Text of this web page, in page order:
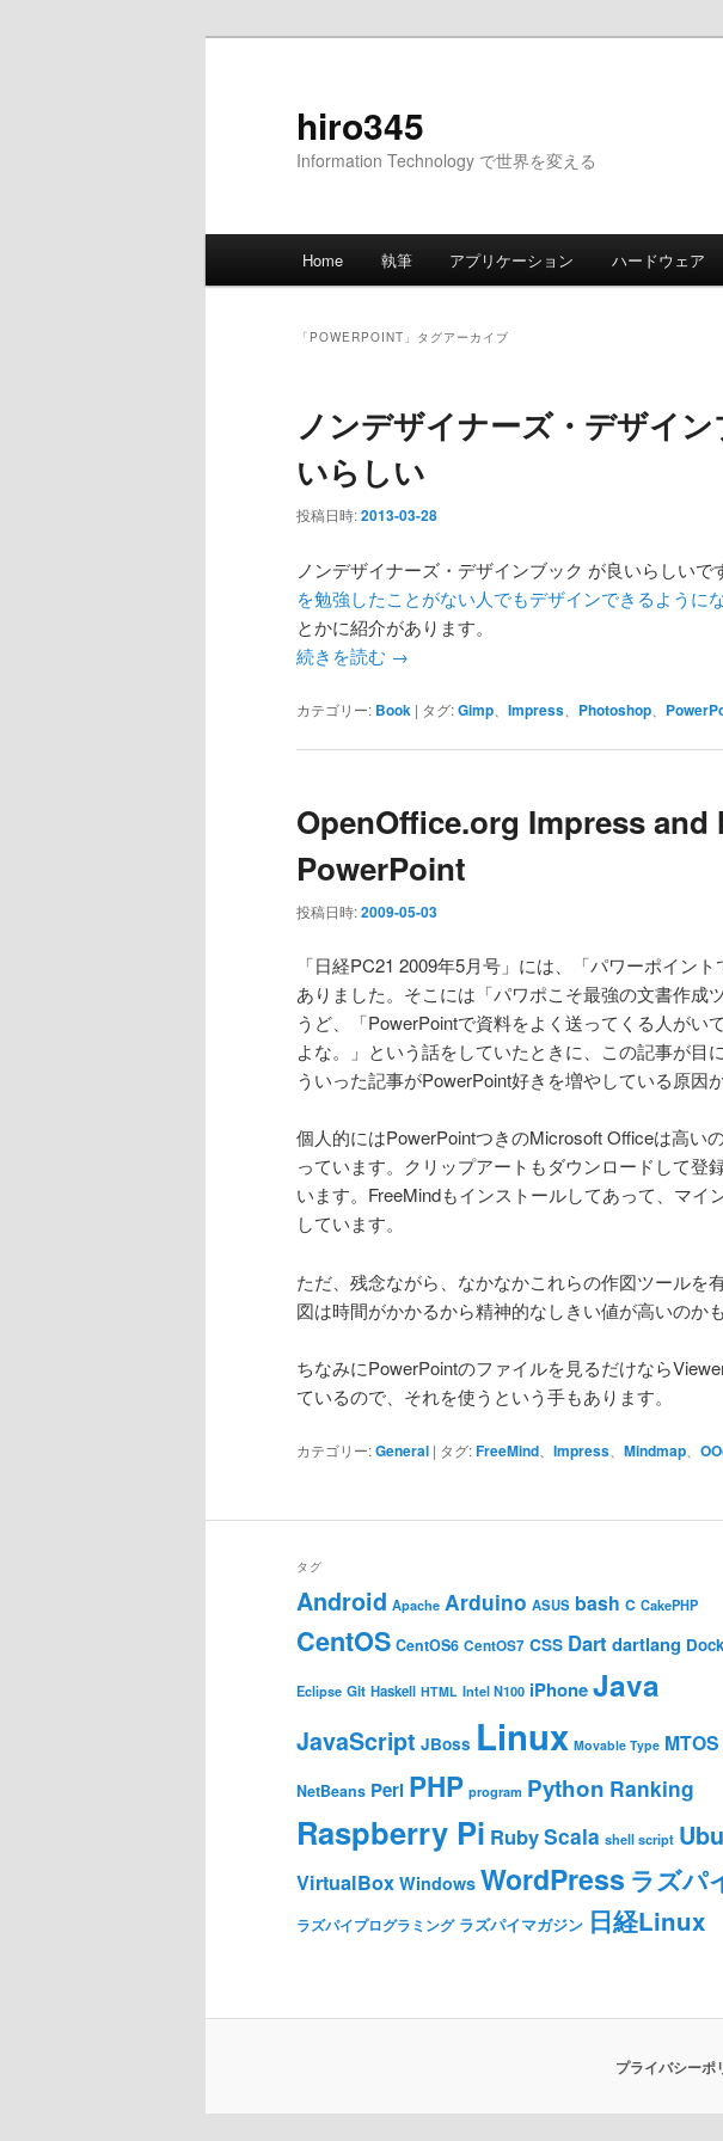
hiro345
Information Technology で世界を変える
Home 執筆 アプリケーション ハードウェア
「 POWERPOINT 」タグアーカイブ
ノンデザイナーズ・デザイ
いらしい
投稿日時:2013-03-28
ノンデザイナーズ・デザインブック が良いらしいで
を勉強したことがない人でもデザインできるように
とかに紹介があります。
続きを読む →
カテゴリー: Book | タグ:Gimp Impress Photoshop
OpenOffice.org Impress
PowerPoint
投稿日時:2009-05-03
「日経PC21 2009年5月号」には、「パワーポイン
ありました。そこには「パワポこそ最強の文書作成
うど、「PowerPointで資料をよく送ってくる人がい
よな。」という話をしていたときに、この記事が目
ういった記事がPowerPoint好きを増やしている原因
個人的にはPowerPointつきのMicrosoft Officeは高い
っています。クリップアートもダウンロードして登
います。FreeMindもインストールしてあって、マイ
しています。
ただ、残念ながら、なかなかこれらの作図ツールを
図は時間がかかるから精神的なしきい値が高いのか
ちなみにPowerPointのファイルを見るだけなら
ているので、それを使うという手もあります。
カテゴリー:General | タグ:FreeMind Impress Mindmap
タグ
Android Apache Arduino ASUS bash C CakePHP
CentOS CentOS6 CentOS7 CSS Dart dartlang
Eclipse Git Haskell HTML Intel N100 iPhoneJava
JavaScript JBoss Linux Movable Type MTOS
NetBeans Perl PHP program Python Ranking
Raspberry Pi RubyScala shell script
VirtualBox Windows WordPress ラズパ
ラズパイプログラミング ラズパイマガジン 日経Linux
プライバシーポ